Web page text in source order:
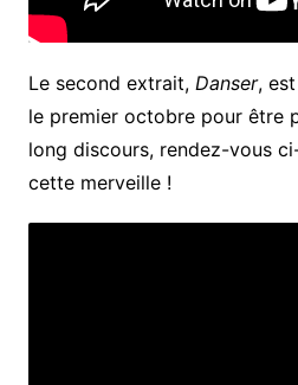
Le second extrait, Danser,
le premier octobre pour être
long discours, rendez-vous
cette merveille !